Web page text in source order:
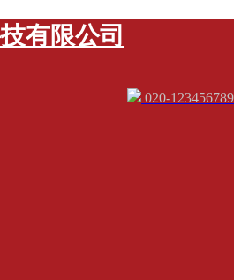
有限公司
020-123456789